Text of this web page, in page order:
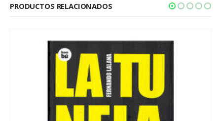
PRODUCTOS RELACIONADOS